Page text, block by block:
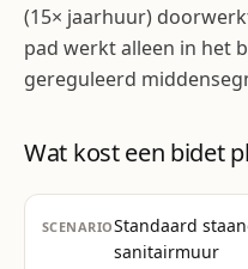
(15× jaarhuur)
pad werkt alleen in het
gereguleerd
Wat kost een bidet
Standaard
sanitairmuur